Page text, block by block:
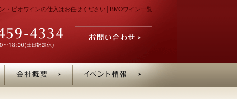
・ビオワインの仕入はお任せください│BMOワイン一覧